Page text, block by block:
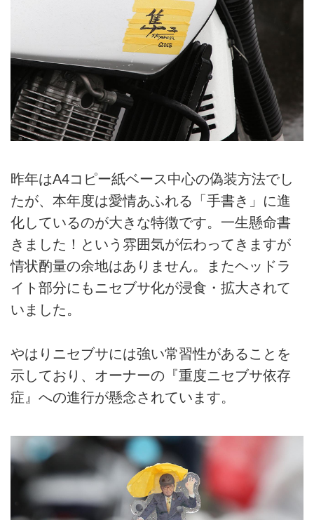
昨年はA4コピー紙ベース中心の偽装方法でし
たが、本年度は愛情あふれる「手書き」に進
化しているのが大きな特徴です。一生懸命書
きました！という雰囲気が伝わってきますが
情状酌量の余地はありません。またヘッドラ
イト部分にもニセブサ化が浸食・拡大されて
いました。
やはりニセブサには強い常習性があることを
示しており、オーナーの『重度ニセブサ依存
症』への進行が懸念されています。